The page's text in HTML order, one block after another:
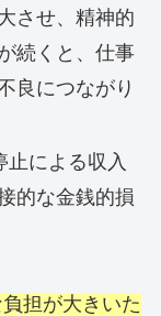
させ、精神的
続くと、仕事
良につながり
止による収入
的な金銭的損
担が大きいた